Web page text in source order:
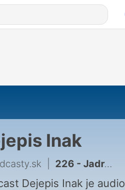
Inak
226 - Jadrové bomby v Grónskom ľade | Špinavé tajomstvá STUDENEJ VOJNY
Dejepis Inak je audio